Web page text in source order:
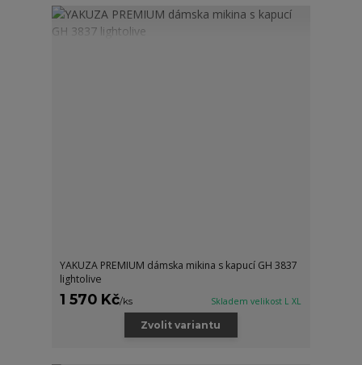
YAKUZA PREMIUM dámska mikina s kapucí GH 3837
lightolive
1 570 Kč/ks Skladem velikost L XL
Zvolit variantu